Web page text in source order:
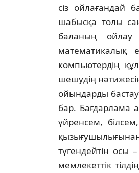
сiз ойлағандай
шабысқа толы
баланың
математикалық
компьютердiң
шешудiң
ойындарды
бар. Бағдарлама
үйренсем,
түгендейтiн осы
мемлекеттiк